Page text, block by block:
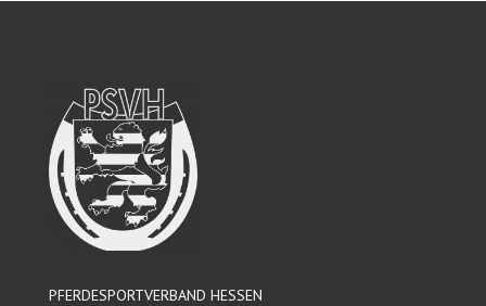
PFERDESPORTVERBAND HESSEN